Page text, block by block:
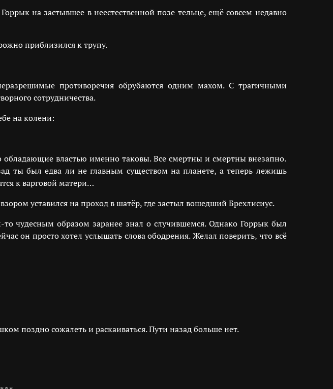
на застывшее в неестественной позе тельце, ещё совсем недавно
приблизился к трупу.
противоречия обрубаются одним махом. С трагичными
сотрудничества.
на колени:
властью именно таковы. Все смертны и смертны внезапно.
ты был едва ли не главным существом на планете, а теперь лежишь
к варговой матери…
уставился на проход в шатёр, где застыл вошедший Брехлисиус.
чудесным образом заранее знал о случившемся. Однако Горрык был
он просто хотел услышать слова ободрения. Желал поверить, что всё
поздно сожалеть и раскаиваться. Пути назад больше нет.